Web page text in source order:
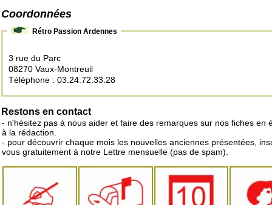
Coordonnées
Rétro Passion Ardennes
3 rue du Parc
08270 Vaux-Montreuil
Téléphone : 03.24.72.33.28
Restons en contact
- n'hésitez pas à nous aider et faire des remarques sur nos fiches en
à la rédaction.
- pour découvrir chaque mois les nouvelles anciennes présentées,
vous gratuitement à notre Lettre mensuelle (pas de spam).